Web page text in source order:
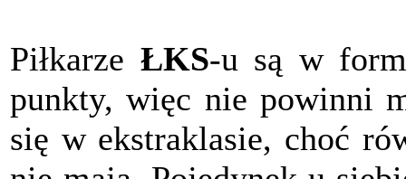
Piłkarze ŁKS-u są w
punkty, więc nie powinni
się w ekstraklasie, choć